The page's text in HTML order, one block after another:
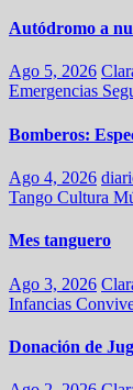
Autódromo a
Ago 5, 2026
Emergencias
Bomberos:
Ago 4, 2026
Tango Cultura
Mes tanguero
Ago 3, 2026
Infancias
Donación de